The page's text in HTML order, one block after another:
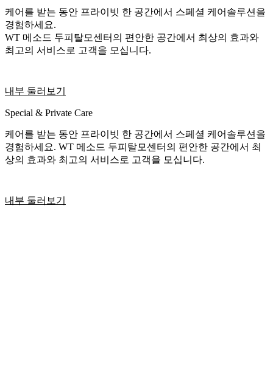
케어를 받는 동안 프라이빗 한 공간에서 스페셜 케어솔루션을
경험하세요.
WT 메소드 두피탈모센터의 편안한 공간에서 최상의 효과와
최고의 서비스로 고객을 모십니다.
내부 둘러보기
Special & Private Care
케어를 받는 동안 프라이빗 한 공간에서 스페셜 케어솔루션을
경험하세요. WT 메소드 두피탈모센터의 편안한 공간에서 최
상의 효과와 최고의 서비스로 고객을 모십니다.
내부 둘러보기